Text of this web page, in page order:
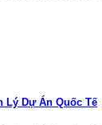
Lý Dự Án Quốc Tế